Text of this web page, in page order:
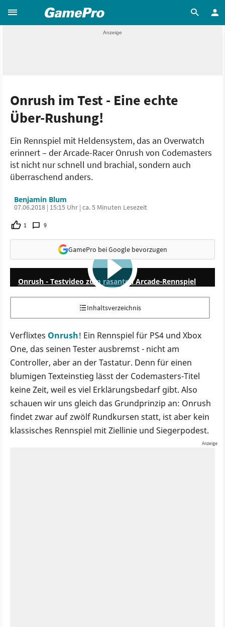
Onrush im Test - Eine echte
Über-Rushung!
Ein Rennspiel mit Heldensystem, das an Overwatch
erinnert – der Arcade-Racer Onrush von Codemasters
ist nicht nur schnell und brachial, sondern auch
überraschend anders.
Benjamin Blum
07.06.2018 | 15:15 Uhr | ca. 5 Minuten Lesezeit
1 9
GamePro bei Google bevorzugen
5:01
Onrush - Testvideo zum rasanten Arcade-Rennspiel
Inhaltsverzeichnis
Verflixtes Onrush! Ein Rennspiel für PS4 und Xbox
One, das seinen Tester ausbremst - nicht am
Controller, aber an der Tastatur. Denn für einen
blumigen Texteinstieg lässt der Codemasters-Titel
keine Zeit, weil es viel Erklärungsbedarf gibt. Also
schauen wir uns gleich das Grundprinzip an: Onrush
findet zwar auf zwölf Rundkursen statt, ist aber kein
klassisches Rennspiel mit Ziellinie und Siegerpodest.